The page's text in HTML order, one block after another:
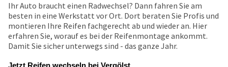
Ihr Auto braucht einen Radwechsel? Dann fahren Sie am
besten in eine Werkstatt vor Ort. Dort beraten Sie Profis und
montieren Ihre Reifen fachgerecht ab und wieder an. Hier
erfahren Sie, worauf es bei der Reifenmontage ankommt.
Damit Sie sicher unterwegs sind - das ganze Jahr.